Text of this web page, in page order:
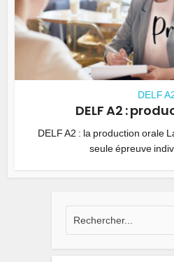
DELF
DELF A2 :
DELF A2 : la production orale
seule épreuve